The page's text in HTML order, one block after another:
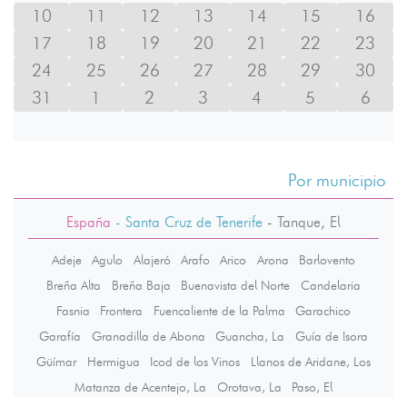
10
11 12 13 14 15
16
17
18 19 20 21 22
23
24
25 26 27 28 29
30
31
1 2 3 4 5 6
Por municipio
España - Santa Cruz de Tenerife - Tanque, El
Adeje Agulo Alajeró Arafo Arico Arona
Barlovento
Breña Alta
Breña Baja Buenavista del Norte
Candelaria
Fasnia
Frontera Fuencaliente de la Palma
Garachico
Garafía
Granadilla de Abona Guancha, La
Guía de Isora
Güímar
Hermigua Icod de los Vinos
Llanos de Aridane, Los
Matanza de Acentejo, La
Orotava, La
Paso, El